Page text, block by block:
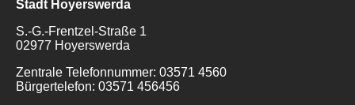
Stadt Hoyerswerda
S.-G.-Frentzel-Straße 1
02977 Hoyerswerda
Zentrale Telefonnummer: 03571 4560
Bürgertelefon: 03571 456456